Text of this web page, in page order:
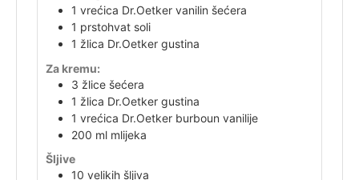
1 vrećica Dr.Oetker vanilin šećera
1 prstohvat soli
1 žlica Dr.Oetker gustina
Za kremu:
3 žlice šećera
1 žlica Dr.Oetker gustina
1 vrećica Dr.Oetker burboun vanilije
200 ml mlijeka
Šljive
10 velikih šljiva